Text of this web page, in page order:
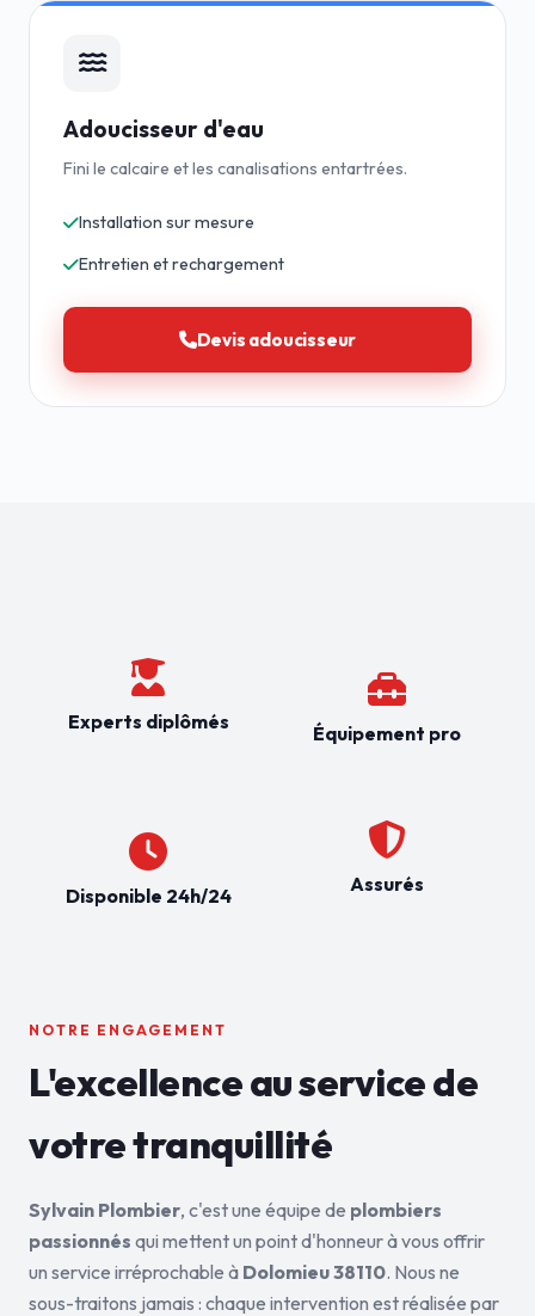
Adoucisseur d'eau
Fini le calcaire et les canalisations entartrées.
Installation sur mesure
Entretien et rechargement
Devis adoucisseur
Experts diplômés
Disponible 24h/24
Équipement pro
Assurés
NOTRE ENGAGEMENT
L'excellence au service de
votre tranquillité
Sylvain Plombier, c'est une équipe de plombiers
passionnés qui mettent un point d'honneur à vous offrir
un service irréprochable à Dolomieu 38110. Nous ne
sous-traitons jamais : chaque intervention est réalisée par